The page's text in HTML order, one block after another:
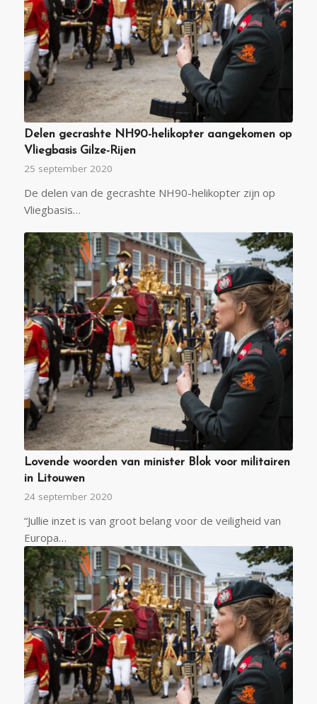
Delen gecrashte NH90-helikopter aangekomen op
Vliegbasis Gilze-Rijen
25 september 2020
De delen van de gecrashte NH90-helikopter zijn op
Vliegbasis…
Lovende woorden van minister Blok voor militairen
in Litouwen
24 september 2020
“Jullie inzet is van groot belang voor de veiligheid van
Europa…